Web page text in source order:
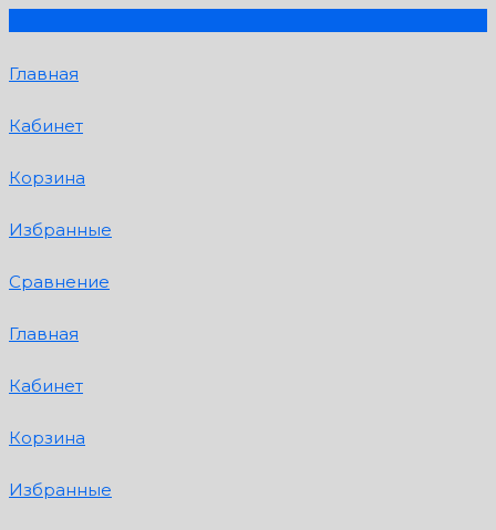
Главная
Кабинет
Корзина
Избранные
Сравнение
Главная
Кабинет
Корзина
Избранные